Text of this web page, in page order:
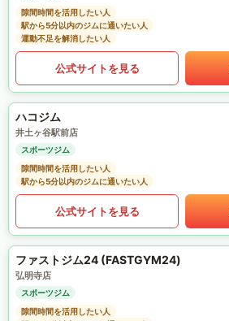
隙間時間を活用したい人
駅から5分以内のジムに通いたい人
運動不足を解消したい人
公式サイトを見る
ハコジム
井土ヶ谷駅前店
スポーツジム
隙間時間を活用したい人
駅から5分以内のジムに通いたい人
公式サイトを見る
ファストジム24 (FASTGYM24)
弘明寺店
スポーツジム
隙間時間を活用したい人